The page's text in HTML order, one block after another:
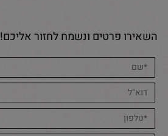
השאירו פרטים ונשמח לחזור אליכם!